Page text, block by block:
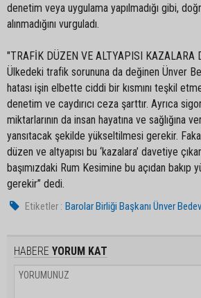
denetim veya uygulama yapılmadığı gibi,
alınmadığını vurguladı.
"TRAFİK DÜZEN VE ALTYAPISI KAZALARA
Ülkedeki trafik sorununa da değinen Ünver
hatası işin elbette ciddi bir kısmını teşkil
denetim ve caydırıcı ceza şarttır. Ayrıca
miktarlarının da insan hayatına ve sağlığına
yansıtacak şekilde yükseltilmesi gerekir.
düzen ve altyapısı bu ‘kazalara’ davetiye
başımızdaki Rum Kesimine bu açıdan bakıp
gerekir” dedi.
Etiketler : Barolar Birliği Başkanı Ünver
HABERE YORUM KAT